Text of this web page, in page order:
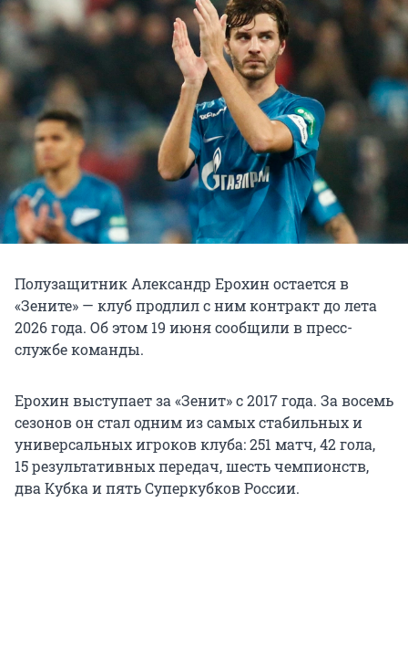
Полузащитник Александр Ерохин остается в
«Зените» — клуб продлил с ним контракт до лета
2026 года. Об этом 19 июнясообщили в пресс-
службе команды.
Ерохин выступает за «Зенит» с2017 года. За восемь
сезонов он стал одним из самых стабильных и
универсальных игроков клуба:251 матч,42 гола,
15 результативныхпередач, шесть чемпионств,
два Кубка и пять Суперкубков России.